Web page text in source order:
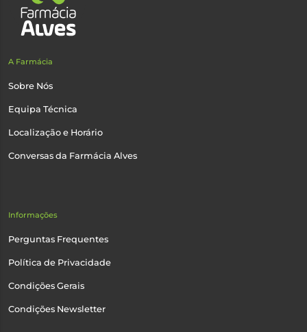
A Farmácia
Sobre Nós
Equipa Técnica
Localização e Horário
Conversas da Farmácia Alves
Informações
Perguntas Frequentes
Política de Privacidade
Condições Gerais
Condições Newsletter